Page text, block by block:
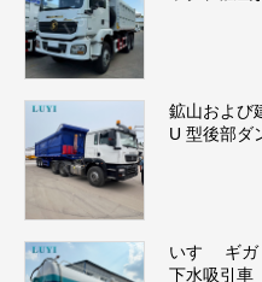
鉱山および
U 型後部ダ
いすゞ ギ
下水吸引車